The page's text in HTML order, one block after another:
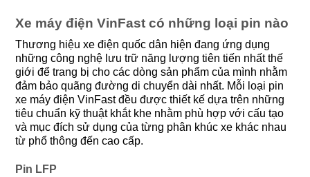
Xe máy điện VinFast có những loại pin nào
Thương hiệu xe điện quốc dân hiện đang ứng dụng
những công nghệ lưu trữ năng lượng tiên tiến nhất thế
giới để trang bị cho các dòng sản phẩm của mình nhằm
đảm bảo quãng đường di chuyển dài nhất. Mỗi loại pin
xe máy điện VinFast đều được thiết kế dựa trên những
tiêu chuẩn kỹ thuật khắt khe nhằm phù hợp với cấu tạo
và mục đích sử dụng của từng phân khúc xe khác nhau
từ phổ thông đến cao cấp.
Pin LFP